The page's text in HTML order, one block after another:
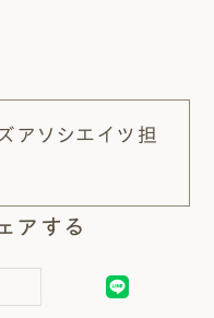
アソシエイツ担
アする